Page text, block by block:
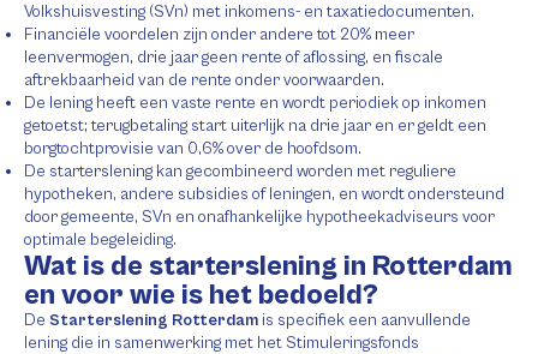
Volkshuisvesting (SVn) met inkomens- en taxatiedocumenten.
Financiële voordelen zijn onder andere tot 20% meer
leenvermogen, drie jaar geen rente of aflossing, en fiscale
aftrekbaarheid van de rente onder voorwaarden.
De lening heeft een vaste rente en wordt periodiek op inkomen
getoetst; terugbetaling start uiterlijk na drie jaar en er geldt een
borgtochtprovisie van 0,6% over de hoofdsom.
De starterslening kan gecombineerd worden met reguliere
hypotheken, andere subsidies of leningen, en wordt ondersteund
door gemeente, SVn en onafhankelijke hypotheekadviseurs voor
optimale begeleiding.
Wat is de starterslening in Rotterdam
en voor wie is het bedoeld?
De Starterslening Rotterdam is specifiek een aanvullende
lening die in samenwerking met het Stimuleringsfonds